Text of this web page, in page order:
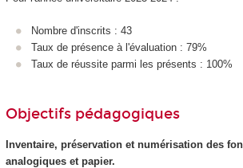
Nombre d'inscrits : 43
Taux de présence à l'évaluation : 79%
Taux de réussite parmi les présents : 100%
Objectifs pédagogiques
Inventaire, préservation et numérisation des
analogiques et papier.